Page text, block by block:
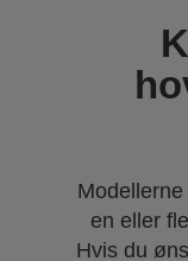
en eller
Hvis du